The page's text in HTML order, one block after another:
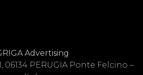
Advertising
06134 PERUGIA Ponte Felcino –